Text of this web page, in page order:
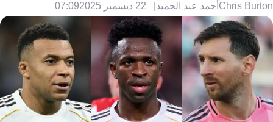
Chris Burton أحمد عبد الحميد 22 ديسمبر 2025 07:09